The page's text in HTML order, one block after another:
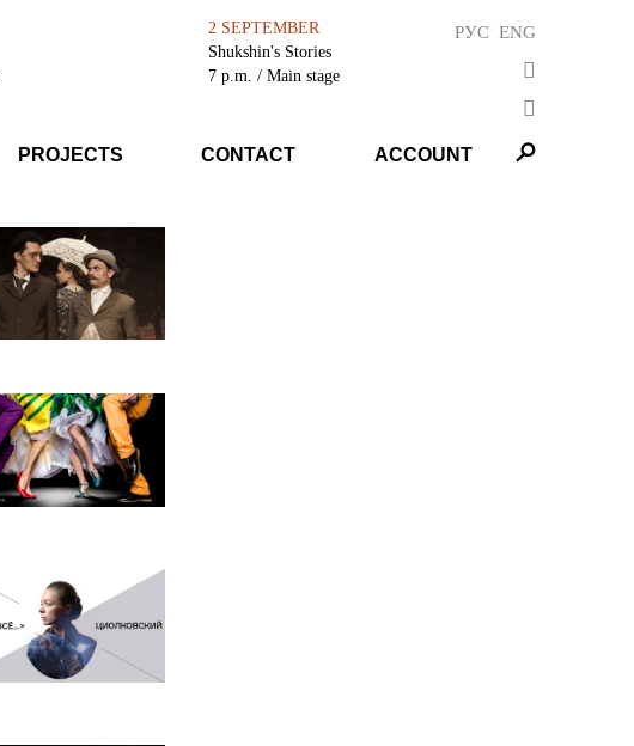
2 SEPTEMBER
Shukshin's Stories
7 p.m. / Main stage
РУС ENG
PROJECTS CONTACT ACCOUNT